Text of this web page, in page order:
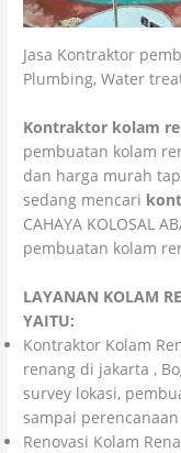
Jasa Kontraktor
Plumbing, Water
Kontraktor kolam
pembuatan kolam
dan harga murah
sedang mencari
CAHAYA KOLOSAL
pembuatan kolam
LAYANAN KOLAM
YAITU:
Kontraktor Kolam
renang di jakarta ,
survey lokasi,
sampai
Renovasi Kolam